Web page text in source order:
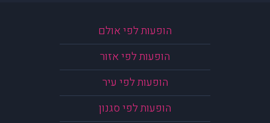
הופעות לפי אולם
הופעות לפי אזור
הופעות לפי עיר
הופעות לפי סגנון